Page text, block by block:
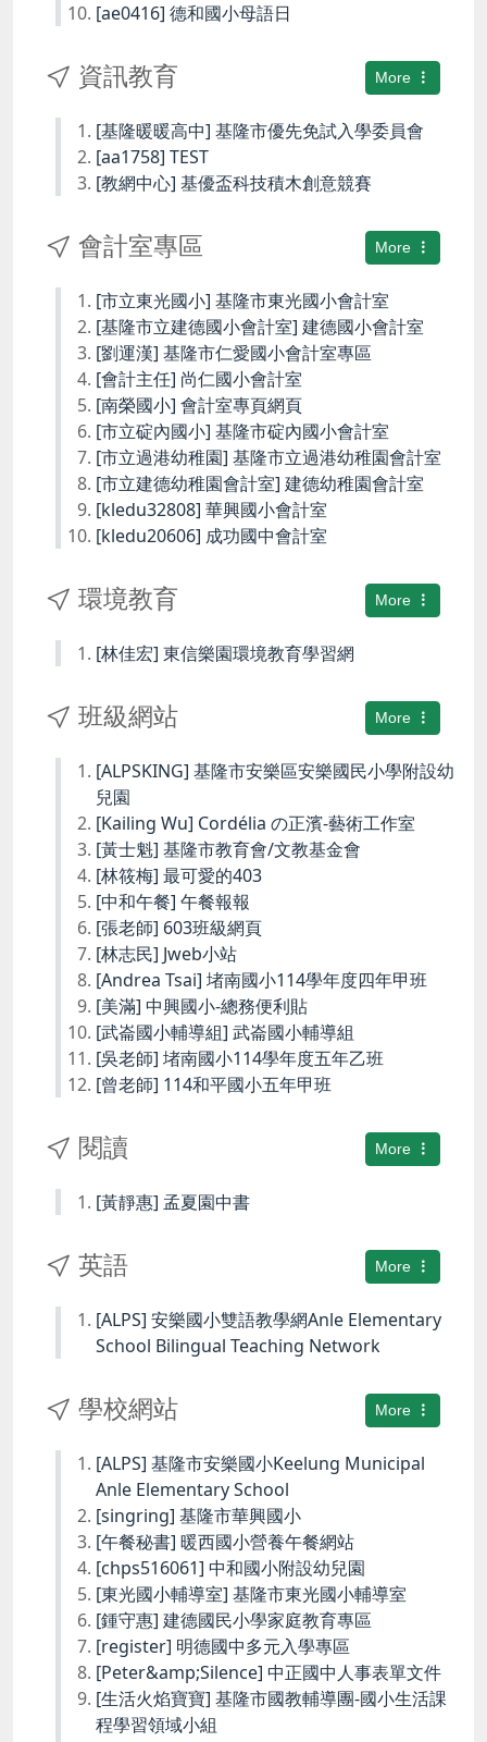
[ae0416] 德和國小母語日
More
資訊教育
[基隆暖暖高中] 基隆市優先免試入學委員會
[aa1758] TEST
[教網中心] 基優盃科技積木創意競賽
More
會計室專區
[市立東光國小] 基隆市東光國小會計室
[基隆市立建德國小會計室] 建德國小會計室
[劉運漢] 基隆市仁愛國小會計室專區
[會計主任] 尚仁國小會計室
[南榮國小] 會計室專頁網頁
[市立碇內國小] 基隆市碇內國小會計室
[市立過港幼稚園] 基隆市立過港幼稚園會計室
[市立建德幼稚園會計室] 建德幼稚園會計室
[kledu32808] 華興國小會計室
[kledu20606] 成功國中會計室
More
環境教育
[林佳宏] 東信樂園環境教育學習網
More
班級網站
[ALPSKING] 基隆市安樂區安樂國民小學附設幼
兒園
[Kailing Wu] Cordélia の正濱-藝術工作室
[黃士魁] 基隆市教育會/文教基金會
[林筱梅] 最可愛的403
[中和午餐] 午餐報報
[張老師] 603班級網頁
[林志民] Jweb小站
[Andrea Tsai] 堵南國小114學年度四年甲班
[美滿] 中興國小-總務便利貼
[武崙國小輔導組] 武崙國小輔導組
[吳老師] 堵南國小114學年度五年乙班
[曾老師] 114和平國小五年甲班
More
閱讀
[黃靜惠] 孟夏園中書
More
英語
[ALPS] 安樂國小雙語教學網Anle Elementary
School Bilingual Teaching Network
More
學校網站
[ALPS] 基隆市安樂國小Keelung Municipal
Anle Elementary School
[singring] 基隆市華興國小
[午餐秘書] 暖西國小營養午餐網站
[chps516061] 中和國小附設幼兒園
[東光國小輔導室] 基隆市東光國小輔導室
[鍾守惠] 建德國民小學家庭教育專區
[register] 明德國中多元入學專區
[Peter&amp;Silence] 中正國中人事表單文件
[生活火焰寶寶] 基隆市國教輔導團-國小生活課
程學習領域小組